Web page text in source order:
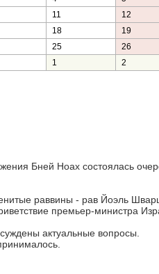
11 12
18 19
25 26
1 2
Бней Ноах состоялась
раввины - рав Йоэль
премьер-министра
актуальные вопросы.